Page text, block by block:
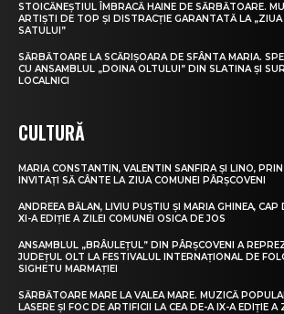
STOICĂNEȘTIUL ÎMBRACĂ HAINE DE SĂRBĂTOARE.
ARTIȘTI DE TOP ȘI DISTRACȚIE GARANTATĂ LA „ZIUA
SATULUI”
SĂRBĂTOARE LA SCĂRIȘOARA DE SFÂNTA MARIA.
CU ANSAMBLUL „DOINA OLTULUI” DIN SLATINA ȘI
LOCALNICI
CULTURĂ
MARIA CONSTANTIN, VALENTIN SANFIRA ȘI LINO,
INVITAȚI SĂ CÂNTE LA ZIUA COMUNEI PÂRȘCOVENI
ANDREEA BĂLAN, LIVIU PUȘTIU ȘI MARIA GHINEA, CAP
XI-A EDIȚIE A ZILEI COMUNEI OSICA DE JOS
ANSAMBLUL „BRÂULEȚUL” DIN PÂRȘCOVENI A
JUDEȚUL OLT LA FESTIVALUL INTERNAȚIONAL DE
SIGHETU MARMAȚIEI
SĂRBĂTOARE MARE LA VALEA MARE. MUZICĂ
LASERE ȘI FOC DE ARTIFICII LA CEA DE-A IX-A EDIȚIE A